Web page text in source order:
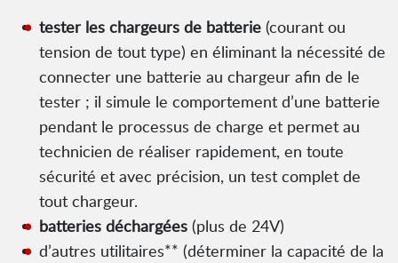
tester les chargeurs de batterie (courant ou
tension de tout type) en éliminant la nécessité de
connecter une batterie au chargeur afin de le
tester ; il simule le comportement d’une batterie
pendant le processus de charge et permet au
technicien de réaliser rapidement, en toute
sécurité et avec précision, un test complet de
tout chargeur.
batteries déchargées (plus de 24V)
d’autres utilitaires** (déterminer la capacité de la